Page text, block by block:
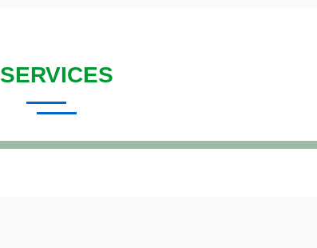
SERVICES